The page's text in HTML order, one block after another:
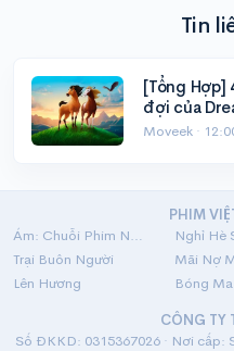
Tin
[Tổng Hợp]
đợi của
Moveek ·
PHIM
Ám: Chuỗi Phim Ngắn Linh Dị
Nghỉ Hè
Trại Buôn Người
Lên Hương
Bóng
CÔNG TY
Số ĐKKD: 0315367026 · Nơi cấp: